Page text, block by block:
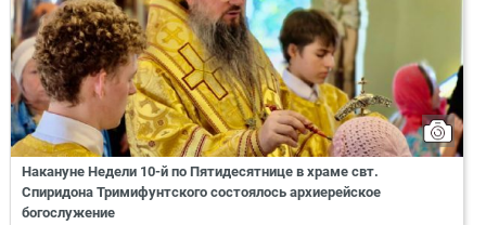
Накануне Недели 10-й по Пятидесятнице в храме свт.
Спиридона Тримифунтского состоялось архиерейское
богослужение